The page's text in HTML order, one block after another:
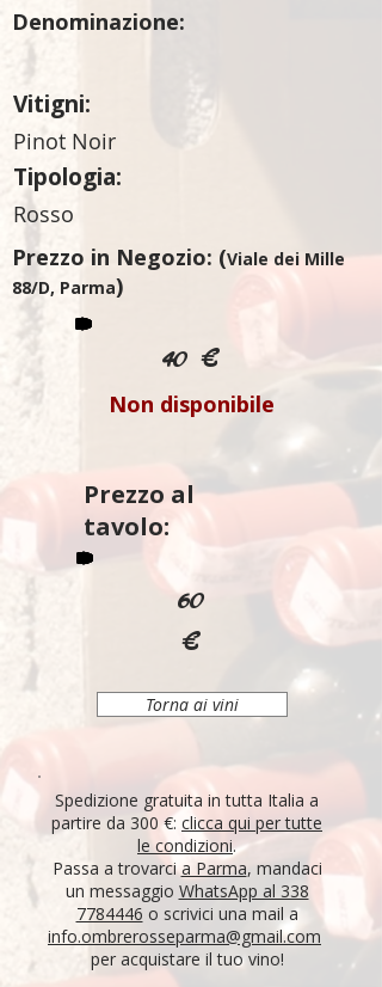
Denominazione:
Vitigni:
Pinot Noir
Tipologia:
Rosso
Prezzo in Negozio: (Viale dei Mille
88/D, Parma)
40 €
Non disponibile
Prezzo al
tavolo:
60
€
Torna ai vini
Spedizione gratuita in tutta Italia a
partire da 300 €: clicca qui per tutte
le condizioni.
Passa a trovarcia Parma, mandaci
un messaggio WhatsApp al 338
7784446 o scrivici una mail a
info.ombrerosseparma@gmail.com
per acquistare il tuo vino!